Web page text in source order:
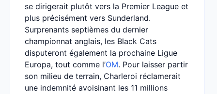
se dirigerait plutôt vers la Premier League et
plus précisément vers Sunderland.
Surprenants septièmes du dernier
championnat anglais, les Black Cats
disputeront également la prochaine Ligue
Europa, tout comme l’OM. Pour laisser partir
son milieu de terrain, Charleroi réclamerait
une indemnité avoisinant les 11 millions